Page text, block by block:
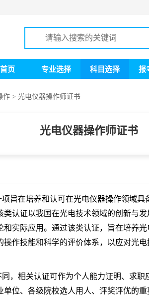
首页 专业选择 科目选择 报
作 > 光电仪器操作师证书
光电仪器操作师证书
旨在培养和认可在光电仪器操作领域具
类认证以我国在光电技术领域的创新与
实际应用。通过该类认证，旨在培养
作技能和科学的评价体系，以应对光
，相关认证可作为个人能力证明、求职
位、各级院校选人用人、评奖评优的